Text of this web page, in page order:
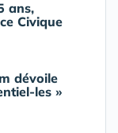
ans,
Civique
dévoile
les »